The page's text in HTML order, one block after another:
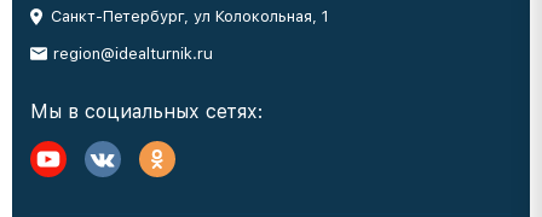
Санкт-Петербург, ул Колокольная, 1
region@idealturnik.ru
Мы в социальных сетях: